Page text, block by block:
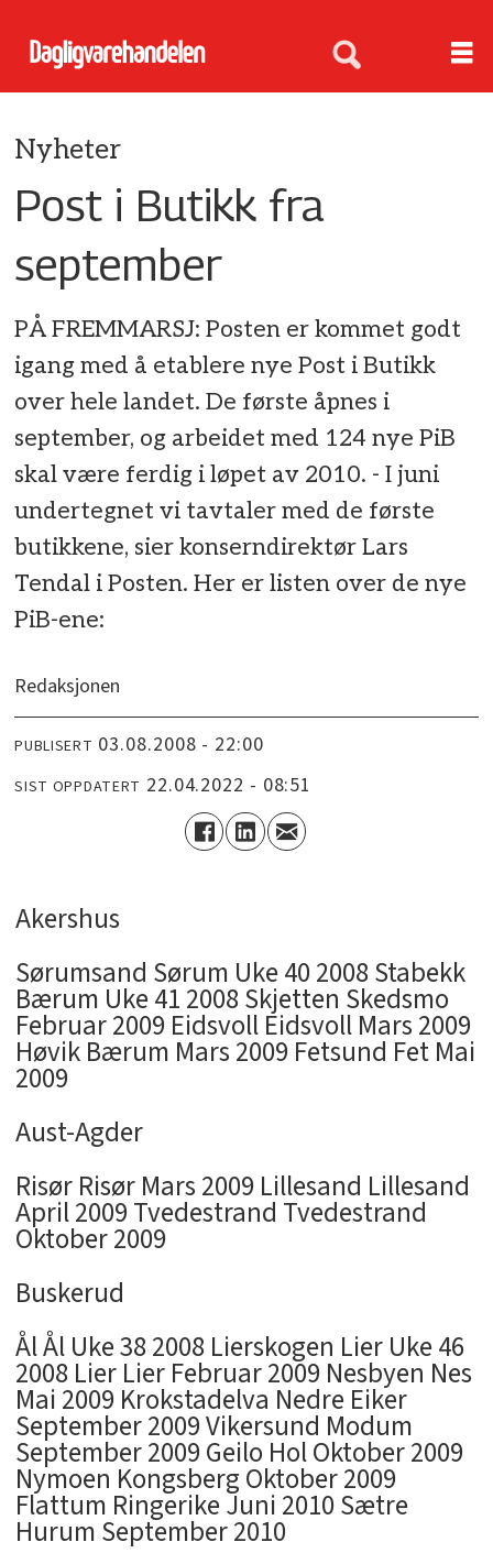
Nyheter
Post i Butikk fra
september
PÅ FREMMARSJ: Posten er kommet godt
igang med å etablere nye Post i Butikk
over hele landet. De første åpnes i
september, og arbeidet med 124 nye PiB
skal være ferdig i løpet av 2010. - I juni
undertegnet vi tavtaler med de første
butikkene, sier konserndirektør Lars
Tendal i Posten. Her er listen over de nye
PiB-ene:
Redaksjonen
PUBLISERT 03.08.2008 - 22:00
SIST OPPDATERT 22.04.2022 - 08:51
Akershus
Sørumsand Sørum Uke 40 2008 Stabekk
Bærum Uke 41 2008 Skjetten Skedsmo
Februar 2009 Eidsvoll Eidsvoll Mars 2009
Høvik Bærum Mars 2009 Fetsund Fet Mai
2009
Aust-Agder
Risør Risør Mars 2009 Lillesand Lillesand
April 2009 Tvedestrand Tvedestrand
Oktober 2009
Buskerud
Ål Ål Uke 38 2008 Lierskogen Lier Uke 46
2008 Lier Lier Februar 2009 Nesbyen Nes
Mai 2009 Krokstadelva Nedre Eiker
September 2009 Vikersund Modum
September 2009 Geilo Hol Oktober 2009
Nymoen Kongsberg Oktober 2009
Flattum Ringerike Juni 2010 Sætre
Hurum September 2010